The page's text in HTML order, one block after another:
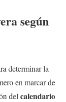
según
determinar la
en marcar de
del calendario